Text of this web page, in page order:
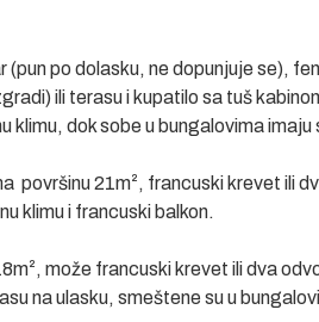
po dolasku, ne dopunjuje se),
ili terasu i kupatilo sa tuš
dok sobe u bungalovima imaju
površinu 21m², francuski krevet ili
klimu i francuski balkon.
može francuski krevet ili dva
na ulasku, smeštene su u